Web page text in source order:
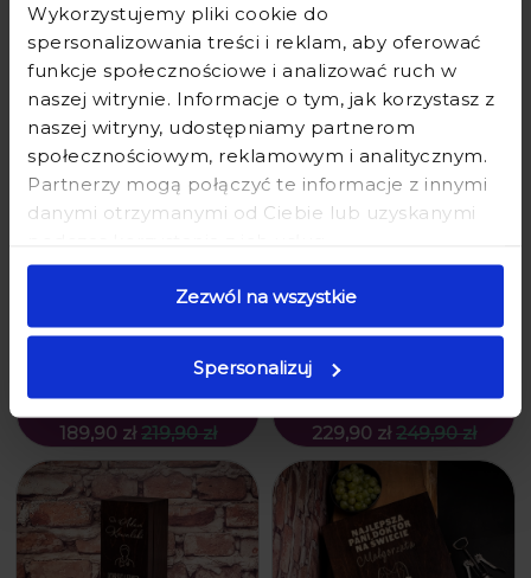
Wykorzystujemy pliki cookie do
spersonalizowania treści i reklam, aby oferować
funkcje społecznościowe i analizować ruch w
naszej witrynie. Informacje o tym, jak korzystasz z
naszej witryny, udostępniamy partnerom
społecznościowym, reklamowym i analitycznym.
Partnerzy mogą połączyć te informacje z innymi
danymi otrzymanymi od Ciebie lub uzyskanymi
Zezwól na wszystkie
Spersonalizuj
29,90 zł 49,90 zł 79,90 zł
KIELISZKI Z GRAWEREM W
SKRZYNCE - PREZENT DLA
WIELKIM SERCU - PODWÓJNA
189,90 zł 219,90 zł
KIELISZKI Z GRAWEREM W
SKRZYNCE - PREZENT DLA
DOKTOR NA ŚWIECIE - POTRÓJNA
229,90 zł 249,90 zł